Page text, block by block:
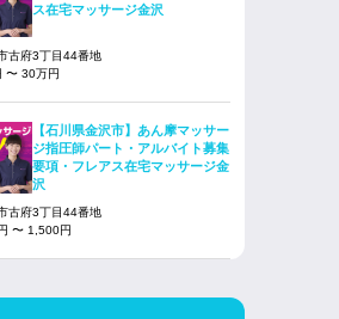
ス在宅マッサージ金沢
古府3丁目44番地
〜 30万円
【石川県金沢市】あん摩マッサー
ジ指圧師パート・アルバイト募集
要項・フレアス在宅マッサージ金
沢
古府3丁目44番地
〜 1,500円